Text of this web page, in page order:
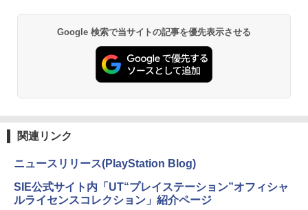
Google 検索で当サイトの記事を優先表示させる
関連リンク
ニュースリリース(PlayStation Blog)
SIE公式サイト内「UT“プレイステーション”オフィシャ
ルライセンスコレクション」紹介ページ